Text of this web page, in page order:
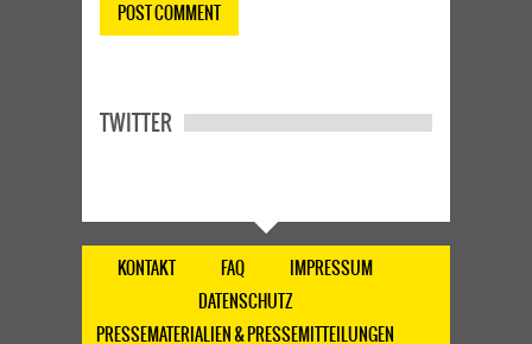
TWITTER
KONTAKT FAQ
IMPRESSUM
DATENSCHUTZ
PRESSEMATERIALIEN & PRESSEMITTEILUNGEN